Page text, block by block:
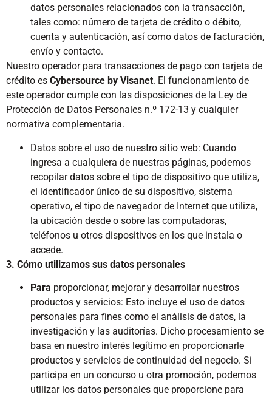
datos personales relacionados con la transacción,
tales como: número de tarjeta de crédito o débito,
cuenta y autenticación, así como datos de facturación,
envío y contacto.
Nuestro operador para transacciones de pago con tarjeta de
crédito es Cybersource by Visanet. El funcionamiento de
este operador cumple con las disposiciones de la Ley de
Protección de Datos Personales n.º 172-13 y cualquier
normativa complementaria.
Datos sobre el uso de nuestro sitio web: Cuando
ingresa a cualquiera de nuestras páginas, podemos
recopilar datos sobre el tipo de dispositivo que utiliza,
el identificador único de su dispositivo, sistema
operativo, el tipo de navegador de Internet que utiliza,
la ubicación desde o sobre las computadoras,
teléfonos u otros dispositivos en los que instala o
accede.
3. Cómo utilizamos sus datos personales
Para proporcionar, mejorar y desarrollar nuestros
productos y servicios: Esto incluye el uso de datos
personales para fines como el análisis de datos, la
investigación y las auditorías. Dicho procesamiento se
basa en nuestro interés legítimo en proporcionarle
productos y servicios de continuidad del negocio. Si
participa en un concurso u otra promoción, podemos
utilizar los datos personales que proporcione para